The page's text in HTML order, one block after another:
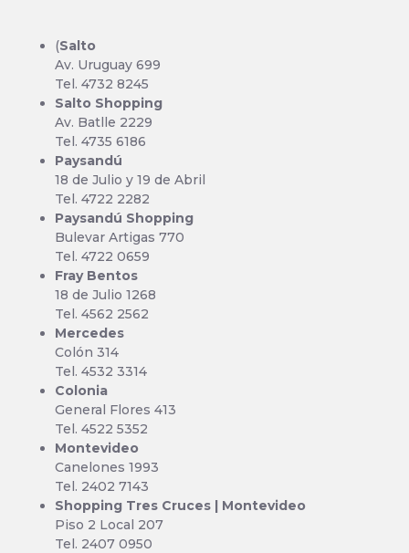
(Salto
Av. Uruguay 699
Tel. 4732 8245
Salto Shopping
Av. Batlle 2229
Tel. 4735 6186
Paysandú
18 de Julio y 19 de Abril
Tel. 4722 2282
Paysandú Shopping
Bulevar Artigas 770
Tel. 4722 0659
Fray Bentos
18 de Julio 1268
Tel. 4562 2562
Mercedes
Colón 314
Tel. 4532 3314
Colonia
General Flores 413
Tel. 4522 5352
Montevideo
Canelones 1993
Tel. 2402 7143
Shopping Tres Cruces | Montevideo
Piso 2 Local 207
Tel. 2407 0950